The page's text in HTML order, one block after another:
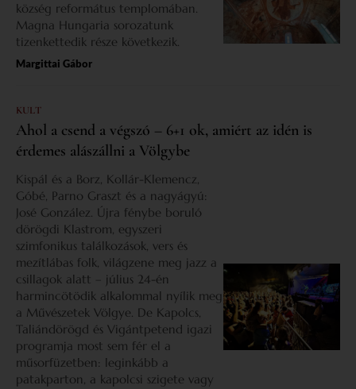
község református templomában.
Magna Hungaria sorozatunk
tizenkettedik része következik.
Margittai Gábor
KULT
Ahol a csend a végszó – 6+1 ok, amiért az idén is
érdemes alászállni a Völgybe
Kispál és a Borz, Kollár-Klemencz,
Góbé, Parno Graszt és a nagyágyú:
José González. Újra fénybe boruló
dörögdi Klastrom, egyszeri
szimfonikus találkozások, vers és
mezítlábas folk, világzene meg jazz a
csillagok alatt – július 24-én
harmincötödik alkalommal nyílik meg
a Művészetek Völgye. De Kapolcs,
Taliándörögd és Vigántpetend igazi
programja most sem fér el a
műsorfüzetben: leginkább a
patakparton, a kapolcsi szigete vagy